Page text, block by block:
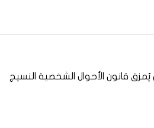
قانون الأحوال الشخصية النسيج